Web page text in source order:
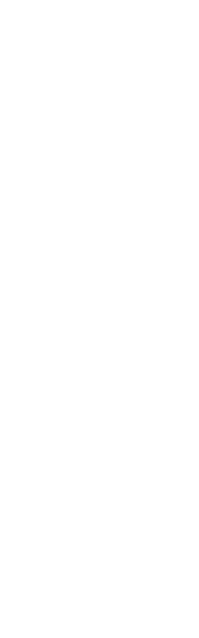
La
Luz
2024 por